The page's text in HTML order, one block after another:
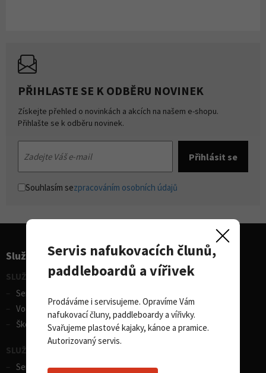
PŘIHLASTE SE K ODBĚRU NOVINEK
Získejte přehled o novinkách a akcích na našem e-shopu.
Přihlašte se k odběru novinek.
Souhlasím sezpracováním osobních údajů
Služby pro sporty
SLUŽBY - vodní sporty
Servis lodí a člunů
Vodácká půjčovna lodí
Škola eskymování
SLUŽBY - zimní sporty
Servis lyží
Servis nafukovacích člunů,
paddleboardů a vířivek
Prodáváme i servisujeme. Opravíme Vám
nafukovací čluny, paddleboardy a vířivky.
Svařujeme plastové kajaky, kánoe a pramice.
Autorizovaný servis.